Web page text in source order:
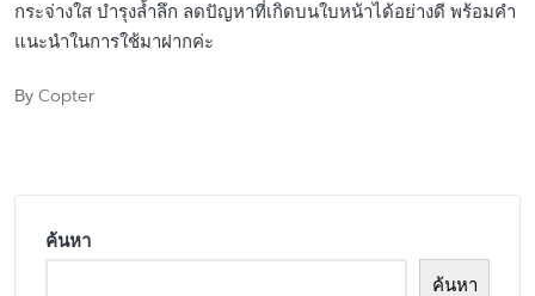
กระจ่างใส บำรุงล้ำลึก ลดปัญหาที่เกิดบนใบหน้าได้อย่างดี พร้อมคำ
แนะนำในการใช้มาฝากค่ะ
Posted
By Copter
ค้นหา
ค้นหา